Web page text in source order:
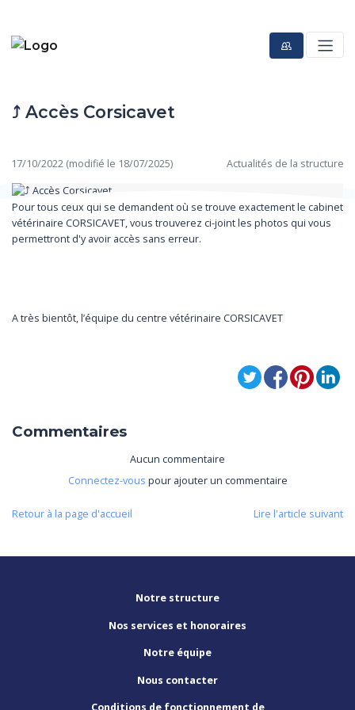
⤴️ Accès Corsicavet
17/10/2022 (modifié le 18/07/2025) Actualités de la structure
Pour tous ceux qui se demandent où se trouve exactement le cabinet
vétérinaire CORSICAVET, vous trouverez ci-joint les photos qui vous
permettront d'y avoir accès sans erreur.
A très bientôt, l’équipe du centre vétérinaire CORSICAVET
Commentaires
Aucun commentaire
Connectez-vous pour ajouter un commentaire
Retour à la page d'accueil Lire l'article suivant
Notre structure
Nos services et honoraires
Notre équipe
Nous contacter
Conditions de fonctionnement de